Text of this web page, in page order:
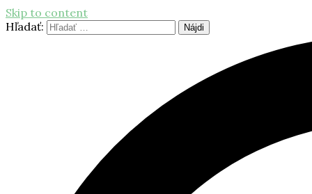
Skip to content
Hľadať: